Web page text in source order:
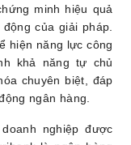
minh hiệu quả
của giải pháp.
hiện năng lực công
khả năng tự chủ
chuyên biệt, đáp
ngân hàng.
nghiệp được